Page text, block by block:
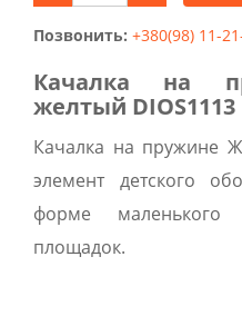
Позвонить: +380(98) 11-
Качалка на
желтый DIOS1113
Качалка на пружине
элемент детского
форме
площадок.